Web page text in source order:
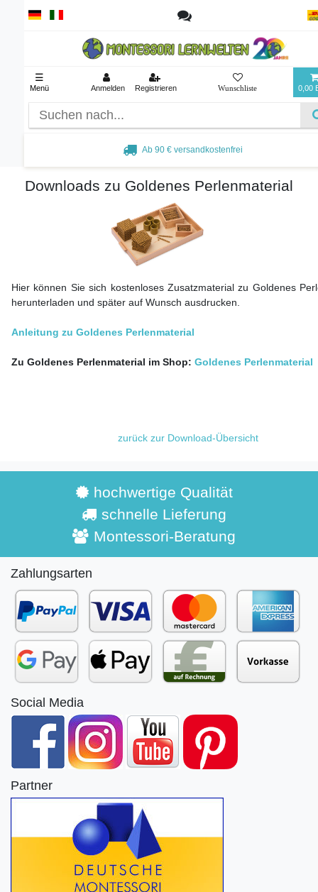
☰
Menü Anmelden Registrieren 0,00
Ab 90 € versandkostenfrei
Downloads zu Goldenes Perlenmaterial
Hier können Sie sich kostenloses Zusatzmaterial zu Goldenes
herunterladen und später auf Wunsch ausdrucken.
Anleitung zu Goldenes Perlenmaterial
Zu Goldenes Perlenmaterial im Shop: Goldenes Perlenmaterial
zurück zur Download-Übersicht
hochwertige Qualität
schnelle Lieferung
Montessori-Beratung
Zahlungsarten
Social Media
Partner